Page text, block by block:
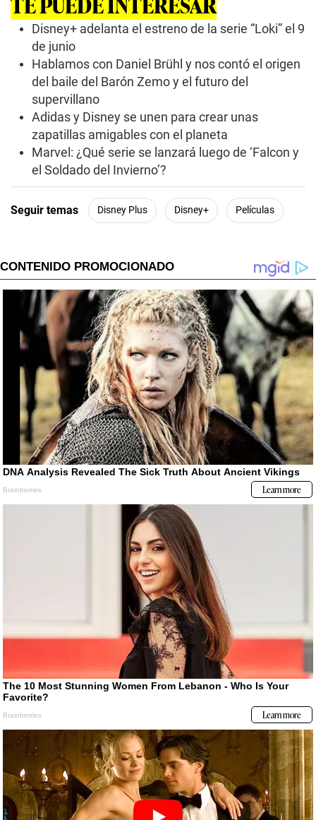
s
Disney+ adelanta el estreno de la serie “Loki” el 9
de junio
Hablamos con Daniel Brühl y nos contó el origen
del baile del Barón Zemo y el futuro del
supervillano
Adidas y Disney se unen para crear unas
zapatillas amigables con el planeta
Marvel: ¿Qué serie se lanzará luego de ‘Falcon y
el Soldado del Invierno’?
Seguir temas Disney Plus Disney+ Películas